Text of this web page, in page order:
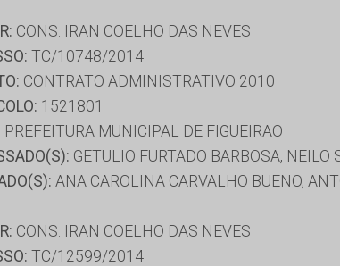
CONS. IRAN COELHO DAS NEVES
TC/10748/2014
CONTRATO ADMINISTRATIVO 2010
1521801
PREFEITURA MUNICIPAL DE FIGUEIRAO
GETULIO FURTADO BARBOSA,
ANA CAROLINA CARVALHO BUENO,
CONS. IRAN COELHO DAS NEVES
TC/12599/2014